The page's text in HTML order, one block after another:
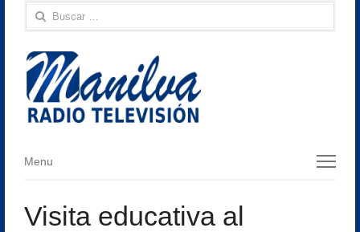
Buscar:
Menu
Menu
Visita educativa al